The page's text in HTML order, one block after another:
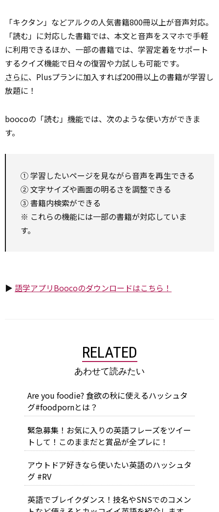
「キクタン」などアルクの人気書籍800冊以上が音声対応。
「読む」に対応した書籍では、本文と音声をスマホで手軽
に利用できるほか、一部の書籍では、学習定着をサポート
するクイズ機能で日々の復習や力試しも可能です。
さらに、Plusプランに加入すれば200冊以上の書籍が学習し
放題に！
boocoの「読む」 機能では、次のような使い方ができま
す。
① 学習したいページを見ながら音声を再生できる
② 文字サイズや画面の明るさを調整できる
③ 書籍内検索ができる
※ これらの機能には一部の書籍が対応していま
す。
▶ 語学アプリBoocoのダウンロードはこちら！
RELATED
あわせて読みたい
Are you foodie? 食欲の秋に使えるハッシュタ
グ#foodpornとは？
緊急募集！お気に入りの英語フレーズをツイー
トして！このままだと賞品が全プレに！
アウトドア好きなら使いたい英語のハッシュタ
グ #RV
英語でブレイクダンス！技名やSNSでのコメン